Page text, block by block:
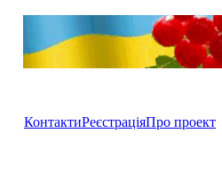
КонтактиРеєстраціяПро проект